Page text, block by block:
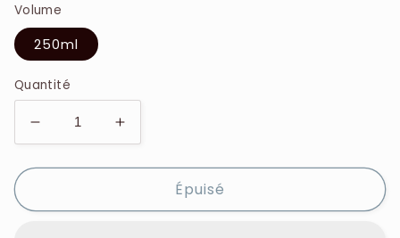
Volume
250ml
Quantité
Réduire
la
quantité
Collection
Augmenter
la
quantité
Collection
Épuisé